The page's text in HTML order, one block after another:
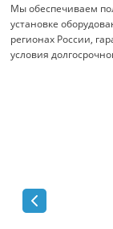
Мы обеспечиваем
установке
регионах России,
условия